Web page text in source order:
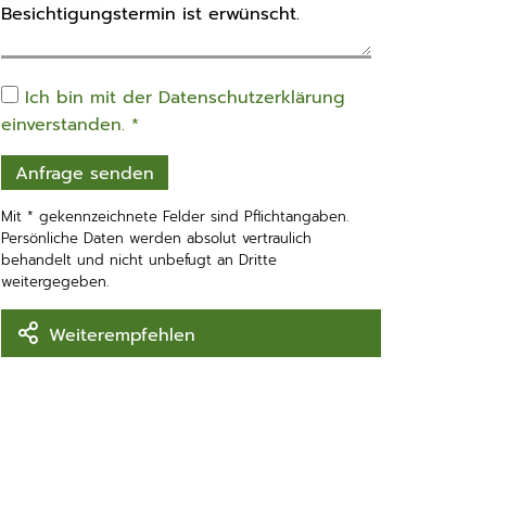
Ich bin mit der Datenschutzerklärung
einverstanden. *
Mit * gekennzeichnete Felder sind Pflichtangaben.
Persönliche Daten werden absolut vertraulich
behandelt und nicht unbefugt an Dritte
weitergegeben.
Weiterempfehlen